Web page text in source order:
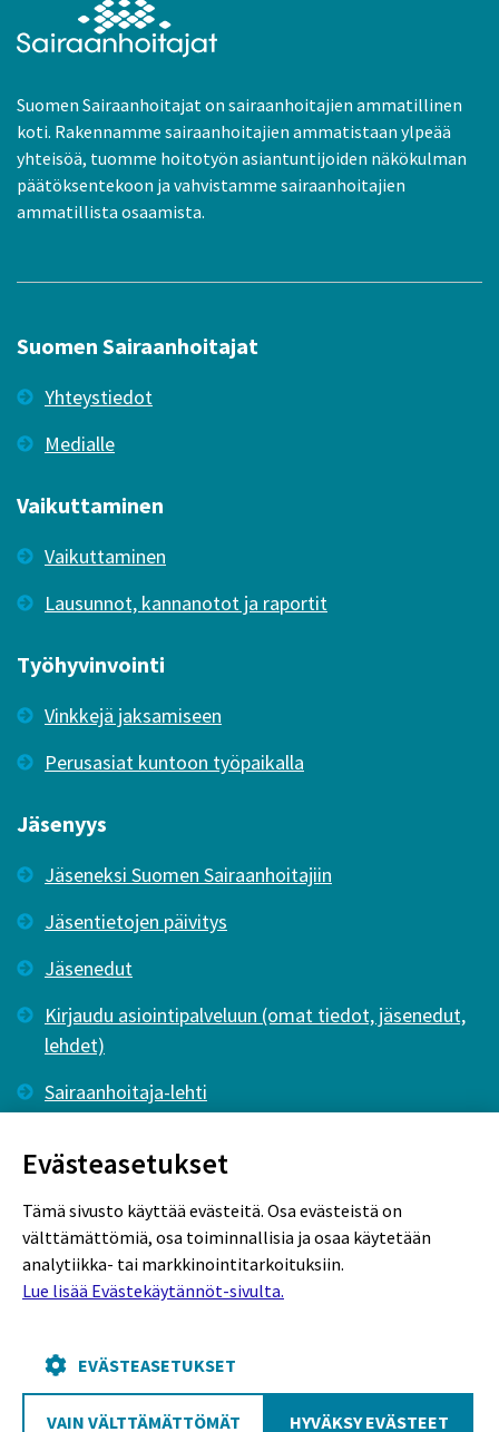
Suomen Sairaanhoitajat on sairaanhoitajien ammatillinen
koti. Rakennamme sairaanhoitajien ammatistaan ylpeää
yhteisöä, tuomme hoitotyön asiantuntijoiden näkökulman
päätöksentekoon ja vahvistamme sairaanhoitajien
ammatillista osaamista.
Suomen Sairaanhoitajat
Yhteystiedot
Medialle
Vaikuttaminen
Vaikuttaminen
Lausunnot, kannanotot ja raportit
Työhyvinvointi
Vinkkejä jaksamiseen
Perusasiat kuntoon työpaikalla
Jäsenyys
Jäseneksi Suomen Sairaanhoitajiin
Jäsentietojen päivitys
Jäsenedut
Kirjaudu asiointipalveluun (omat tiedot, jäsenedut,
lehdet)
Sairaanhoitaja-lehti
Evästekäytännöt
Evästeasetukset
Tämä sivusto käyttää evästeitä. Osa evästeistä on
välttämättömiä, osa toiminnallisia ja osaa käytetään
analytiikka- tai markkinointitarkoituksiin.
Lue lisää Evästekäytännöt-sivulta.
EVÄSTEASETUKSET
VAIN VÄLTTÄMÄTTÖMÄT HYVÄKSY EVÄSTEET